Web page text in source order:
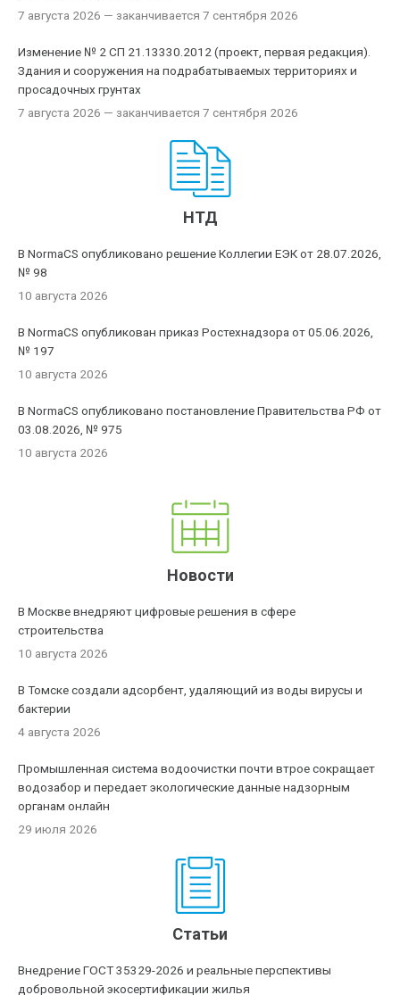
7 августа 2026 — заканчивается 7 сентября 2026
Изменение № 2 СП 21.13330.2012 (проект, первая редакция).
Здания и сооружения на подрабатываемых территориях и
просадочных грунтах
7 августа 2026 — заканчивается 7 сентября 2026
НТД
В NormaCS опубликовано решение Коллегии ЕЭК от 28.07.2026,
№ 98
10 августа 2026
В NormaCS опубликован приказ Ростехнадзора от 05.06.2026,
№ 197
10 августа 2026
В NormaCS опубликовано постановление Правительства РФ от
03.08.2026, № 975
10 августа 2026
Новости
В Москве внедряют цифровые решения в сфере
строительства
10 августа 2026
В Томске создали адсорбент, удаляющий из воды вирусы и
бактерии
4 августа 2026
Промышленная система водоочистки почти втрое сокращает
водозабор и передает экологические данные надзорным
органам онлайн
29 июля 2026
Статьи
Внедрение ГОСТ 35329-2026 и реальные перспективы
добровольной экосертификации жилья